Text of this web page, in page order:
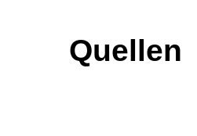
Quellen